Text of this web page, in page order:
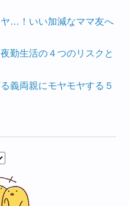
…！いい加減なママ友へ
勤生活の４つのリスクと
義両親にモヤモヤする５